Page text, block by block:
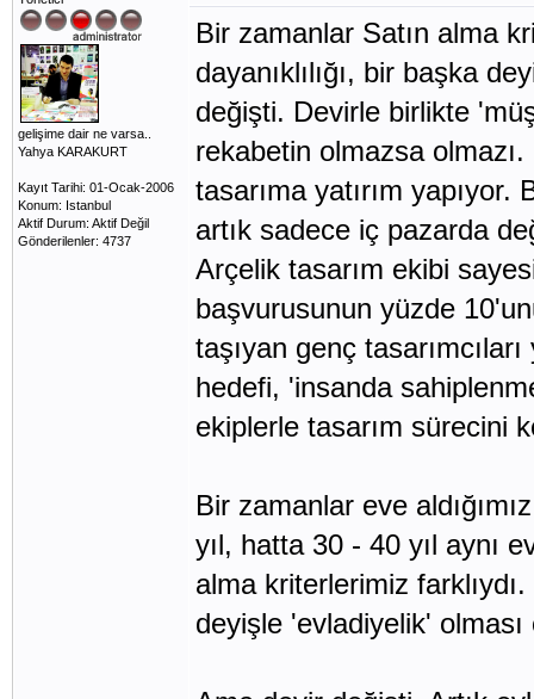
gelişime dair ne varsa..
Yahya KARAKURT
Kayıt Tarihi: 01-Ocak-2006
Konum: Istanbul
Aktif Durum: Aktif Değil
Gönderilenler: 4737
Bir zamanlar Satın alma
dayanıklılığı, bir başka
değişti. Devirle birlikte
rekabetin olmazsa
tasarıma yatırım
artık sadece iç pazarda
Arçelik tasarım ekibi
başvurusunun yüzde
taşıyan genç
hedefi, 'insanda
ekiplerle tasarım sürecini
Bir zamanlar eve
yıl, hatta 30 - 40 yıl aynı
alma kriterlerimiz
deyişle 'evladiyelik' olması